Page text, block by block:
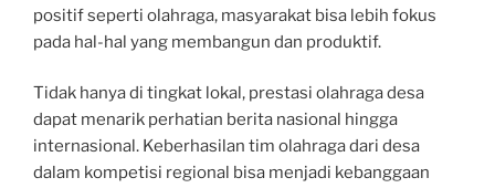
positif seperti olahraga, masyarakat bisa lebih fokus
pada hal-hal yang membangun dan produktif.
Tidak hanya di tingkat lokal, prestasi olahraga desa
dapat menarik perhatian berita nasional hingga
internasional. Keberhasilan tim olahraga dari desa
dalam kompetisi regional bisa menjadi kebanggaan